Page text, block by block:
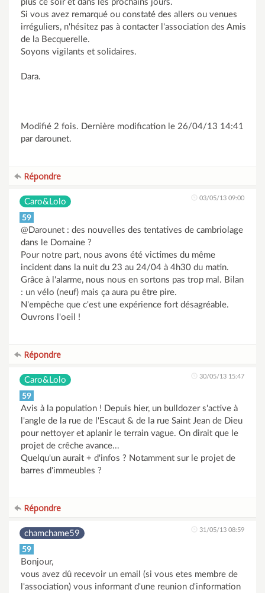
plus ce soir et dans les prochains jours.
Si vous avez remarqué ou constaté des allers ou venues
irréguliers, n'hésitez pas à contacter l'association des Amis
de la Becquerelle.
Soyons vigilants et solidaires.
Dara.
Modifié 2 fois. Dernière modification le 26/04/13 14:41
par darounet.
Répondre
Caro&Lolo 03/05/13 09:00
59
@Darounet : des nouvelles des tentatives de cambriolage
dans le Domaine ?
Pour notre part, nous avons été victimes du même
incident dans la nuit du 23 au 24/04 à 4h30 du matin.
Grâce à l'alarme, nous nous en sortons pas trop mal. Bilan
: un vélo (neuf) mais ça aura pu être pire.
N'empêche que c'est une expérience fort désagréable.
Ouvrons l'oeil !
Répondre
Caro&Lolo 30/05/13 15:47
59
Avis à la population ! Depuis hier, un bulldozer s'active à
l'angle de la rue de l'Escaut & de la rue Saint Jean de Dieu
pour nettoyer et aplanir le terrain vague. On dirait que le
projet de crêche avance...
Quelqu'un aurait + d'infos ? Notamment sur le projet de
barres d'immeubles ?
Répondre
chamchame59 31/05/13 08:59
59
Bonjour,
vous avez dû recevoir un email (si vous etes membre de
l'association) vous informant d'une reunion d'information